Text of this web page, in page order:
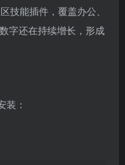
技能插件，覆盖办公、
字还在持续增长，形成
装：